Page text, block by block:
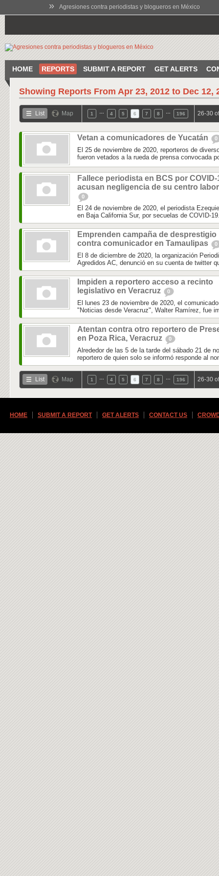
» Agresiones contra periodistas y blogueros en México
HOME REPORTS SUBMIT A REPORT GET ALERTS
Showing Reports From Apr 23, 2012 to Dec 12,
List Map 1 4 5 6 7 8 196 26-30
Vetan a comunicadores de Yucatán 0
El 25 de noviembre de 2020, reporteros de
fueron vetados a la rueda de prensa convocada
Fallece periodista en BCS por COVID-
acusan negligencia de su centro
0
El 24 de noviembre de 2020, el periodista
en Baja California Sur, por secuelas de COVID-
Emprenden campaña de desprestigio
contra comunicador en Tamaulipas
0
El 8 de diciembre de 2020, la organización
Agredidos AC, denunció en su cuenta de twitter
Impiden a reportero acceso a recinto
legislativo en Veracruz
0
El lunes 23 de noviembre de 2020, el
"Noticias desde Veracruz", Walter Ramírez, fue
Atentan contra otro reportero de
en Poza Rica, Veracruz
0
Alrededor de las 5 de la tarde del sábado 21 de
reportero de quien solo se informó responde al
List Map 1 4 5 6 7 8 196 26-30
HOME SUBMIT A REPORT GET ALERTS CONTACT US